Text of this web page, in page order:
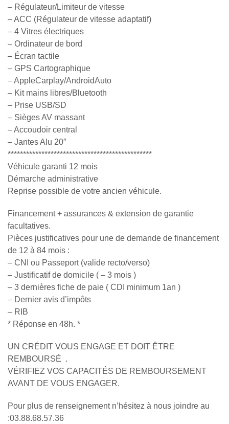
– Régulateur/Limiteur de vitesse
– ACC (Régulateur de vitesse adaptatif)
– 4 Vitres électriques
– Ordinateur de bord
– Écran tactile
– GPS Cartographique
– AppleCarplay/AndroidAuto
– Kit mains libres/Bluetooth
– Prise USB/SD
– Sièges AV massant
– Accoudoir central
– Jantes Alu 20″
***********************************************
Véhicule garanti 12 mois
Démarche administrative
Reprise possible de votre ancien véhicule.
Financement + assurances & extension de garantie
facultatives.
Pièces justificatives pour une de demande de financement
de 12 à 84 mois :
– CNI ou Passeport (valide recto/verso)
– Justificatif de domicile ( – 3 mois )
– 3 dernières fiche de paie ( CDI minimum 1an )
– Dernier avis d’impôts
– RIB
* Réponse en 48h. *
UN CRÉDIT VOUS ENGAGE ET DOIT ÊTRE
REMBOURSÉ .
VÉRIFIEZ VOS CAPACITÉS DE REMBOURSEMENT
AVANT DE VOUS ENGAGER.
Pour plus de renseignement n’hésitez à nous joindre au
:03.88.68.57.36